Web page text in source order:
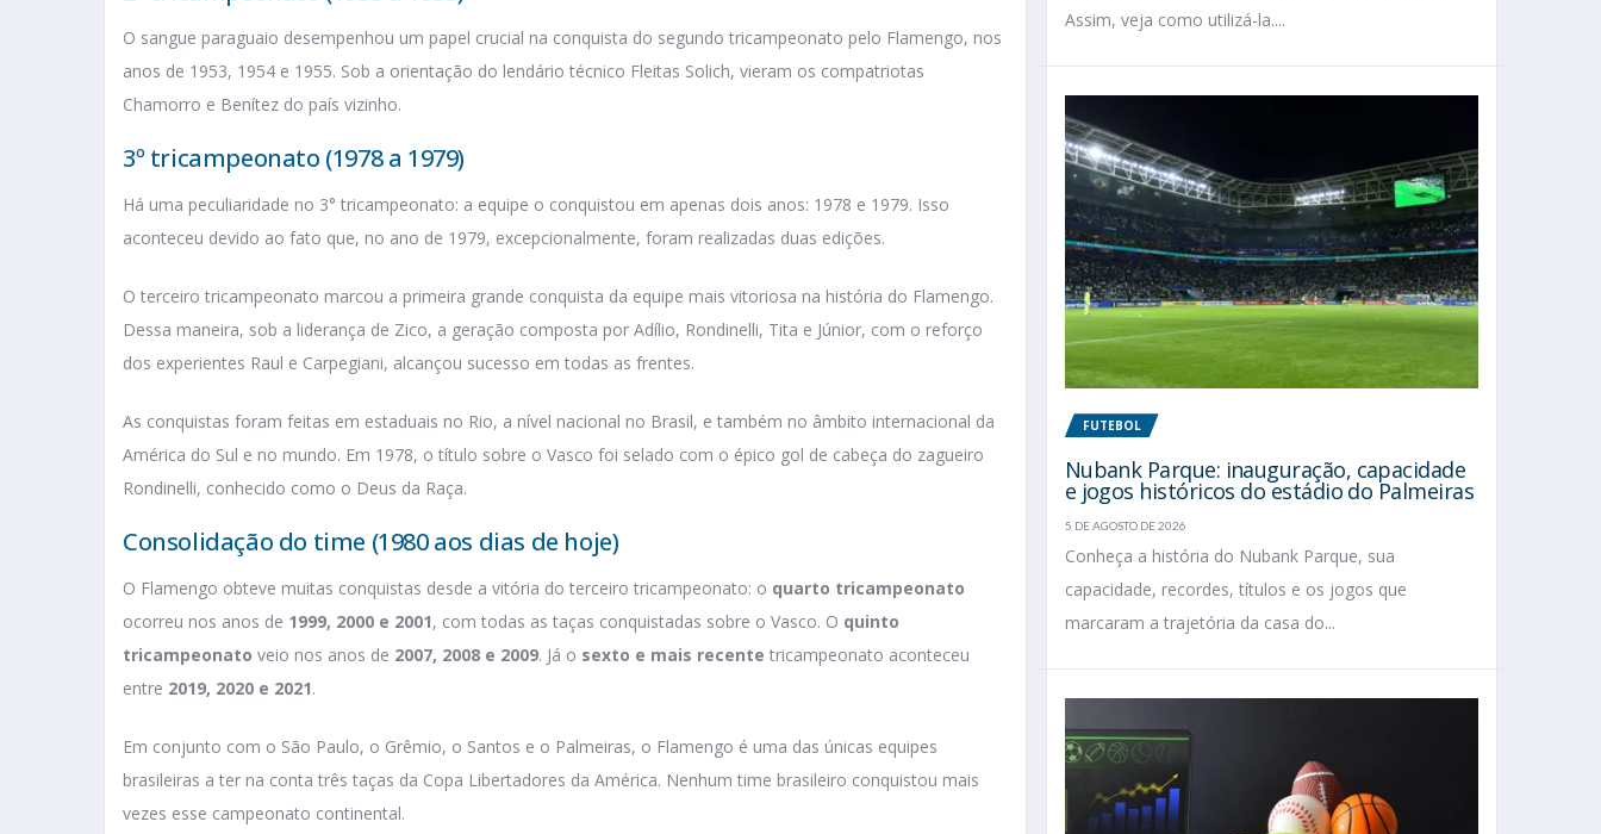
O sangue paraguaio desempenhou um papel crucial na conquista do segundo tricampeonato pelo Flamengo, nos
anos de 1953, 1954 e 1955. Sob a orientação do lendário técnico Fleitas Solich, vieram os compatriotas
Chamorro e Benítez do país vizinho.
3º tricampeonato (1978 a 1979)
Há uma peculiaridade no 3° tricampeonato: a equipe o conquistou em apenas dois anos: 1978 e 1979. Isso
aconteceu devido ao fato que, no ano de 1979, excepcionalmente, foram realizadas duas edições.
O terceiro tricampeonato marcou a primeira grande conquista da equipe mais vitoriosa na história do Flamengo.
Dessa maneira, sob a liderança de Zico, a geração composta por Adílio, Rondinelli, Tita e Júnior, com o reforço
dos experientes Raul e Carpegiani, alcançou sucesso em todas as frentes.
As conquistas foram feitas em estaduais no Rio, a nível nacional no Brasil, e também no âmbito internacional da
América do Sul e no mundo. Em 1978, o título sobre o Vasco foi selado com o épico gol de cabeça do zagueiro
Rondinelli, conhecido como o Deus da Raça.
Consolidação do time (1980 aos dias de hoje)
O Flamengo obteve muitas conquistas desde a vitória do terceiro tricampeonato: o quarto tricampeonato
ocorreu nos anos de 1999, 2000 e 2001, com todas as taças conquistadas sobre o Vasco. O quinto
tricampeonato veio nos anos de 2007, 2008 e 2009. Já o sexto e mais recente tricampeonato aconteceu
entre 2019, 2020 e 2021.
Em conjunto com o São Paulo, o Grêmio, o Santos e o Palmeiras, o Flamengo é uma das únicas equipes
brasileiras a ter na conta três taças da Copa Libertadores da América. Nenhum time brasileiro conquistou mais
vezes esse campeonato continental.
Assim, veja como utilizá-la....
FUTEBOL
Nubank Parque: inauguração, capacidade
e jogos históricos do estádio do Palmeiras
5 DE AGOSTO DE 2026
Conheça a história do Nubank Parque, sua
capacidade, recordes, títulos e os jogos que
marcaram a trajetória da casa do...